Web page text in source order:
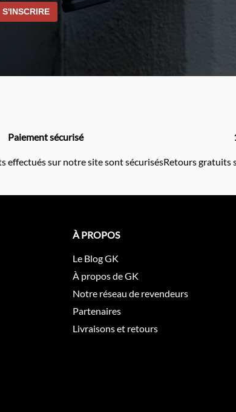
Paiement sécurisé
effectués sur notre site sont sécurisésRetours gratuits
À PROPOS
Le Blog GK
À propos de GK
Notre réseau de revendeurs
Partenaires
Livraisons et retours